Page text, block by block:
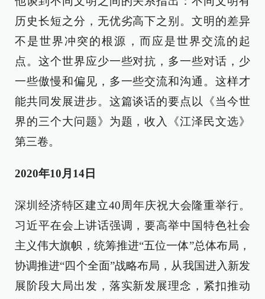
历史长短之分，无优劣高下之别。文明的差异
不是世界冲突的根源，而应是世界交流的起
点。这个世界应少一些对抗，多一些对话，少
一些傲慢和偏见，多一些交流和沟通。这样才
能共同发展进步。这篇谈话的要点以《当今世
界的三个大问题》为题，收入《江泽民文选》
第三卷。
2020年10月14日
深圳经济特区建立40周年庆祝大会隆重举行。
习近平在会上讲话强调，要高举中国特色社会
主义伟大旗帜，统筹推进“五位一体”总体布局，
协调推进“四个全面”战略布局，从我国进入新发
展阶段大局出发，落实新发展理念，紧扣推动